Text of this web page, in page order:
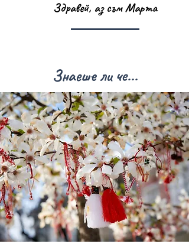
Здравей, аз съм Марта
Знаеше ли че...